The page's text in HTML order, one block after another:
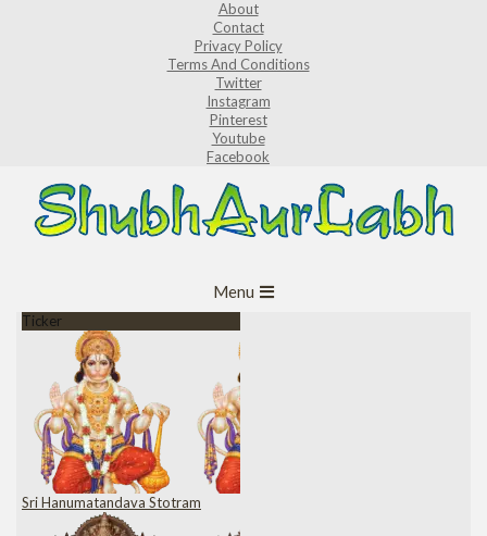
About
Contact
Privacy Policy
Terms And Conditions
Twitter
Instagram
Pinterest
Youtube
Facebook
Navigation
Menu
Ticker
Sri Hanumatandava Stotram